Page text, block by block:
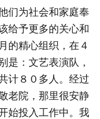
为社会和家庭奉
给予更多的关心和
的精心组织，在４
是：文艺表演队，
计８０多人。经过
老院，那里很安静
始投入工作中。我